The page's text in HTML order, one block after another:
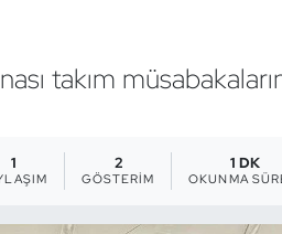
takım
1 2
GÖSTERIM
1 DK
OKUNMA